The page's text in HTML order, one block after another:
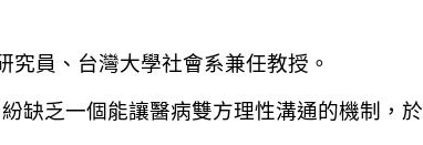
究員、台灣大學社會系兼任教授。
缺乏一個能讓醫病雙方理性溝通的機制，於